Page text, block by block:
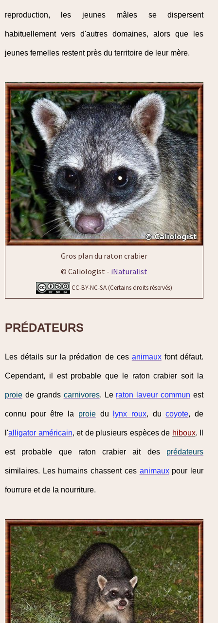
reproduction, les jeunes mâles se dispersent
habituellement vers d'autres domaines, alors que les
jeunes femelles restent près du territoire de leur mère.
Gros plan du raton crabier
© Caliologist - iNaturalist
CC-BY-NC-SA (Certains droits réservés)
PRÉDATEURS
Les détails sur la prédation de ces animauxfont défaut.
Cependant, il est probable que le raton crabier soit la
proie de grands carnivores. Le raton laveur commun est
connu pour être la proiedu lynx roux, ducoyote, de
l'alligator américain, et de plusieurs espèces de hiboux. Il
est probable que raton crabier ait des prédateurs
similaires. Les humains chassent ces animauxpour leur
fourrure et de la nourriture.